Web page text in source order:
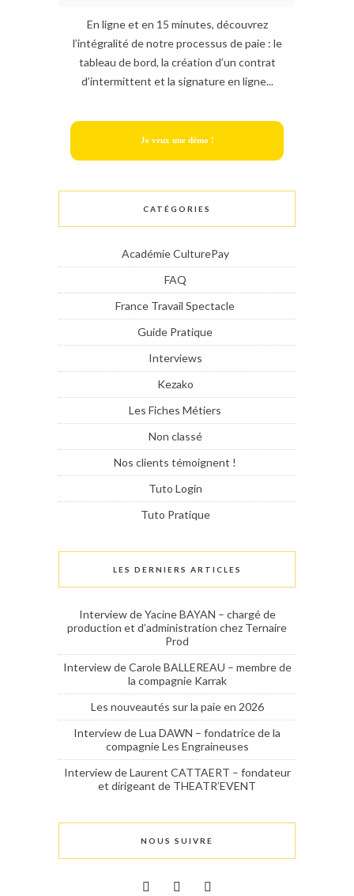
En ligne et en 15 minutes, découvrez
l’intégralité de notre processus de paie : le
tableau de bord, la création d’un contrat
d’intermittent et la signature en ligne...
Je veux une démo !
CATÉGORIES
Académie CulturePay
FAQ
France Travail Spectacle
Guide Pratique
Interviews
Kezako
Les Fiches Métiers
Non classé
Nos clients témoignent !
Tuto Login
Tuto Pratique
LES DERNIERS ARTICLES
Interview de Yacine BAYAN – chargé de
production et d’administration chez Ternaire
Prod
Interview de Carole BALLEREAU – membre de
la compagnie Karrak
Les nouveautés sur la paie en 2026
Interview de Lua DAWN – fondatrice de la
compagnie Les Engraineuses
Interview de Laurent CATTAERT – fondateur
et dirigeant de THEATR’EVENT
NOUS SUIVRE